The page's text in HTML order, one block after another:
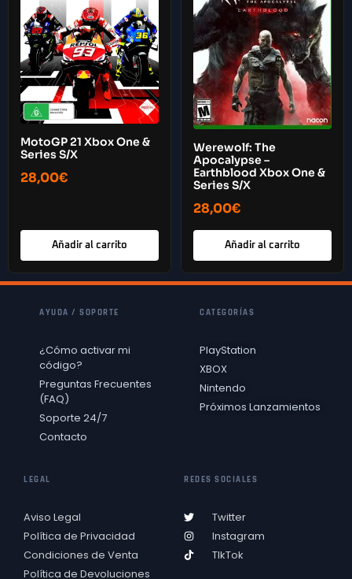
MotoGP 21 Xbox One &
Series S/X
28,00€
Añadir al carrito
Werewolf: The
Apocalypse –
Earthblood Xbox One &
Series S/X
28,00€
Añadir al carrito
AYUDA / SOPORTE
¿Cómo activar mi
código?
Preguntas Frecuentes
(FAQ)
Soporte 24/7
Contacto
CATEGORÍAS
PlayStation
XBOX
Nintendo
Próximos Lanzamientos
LEGAL
Aviso Legal
Política de Privacidad
Condiciones de Venta
Política de Devoluciones
REDES SOCIALES
Twitter
Instagram
TIkTok